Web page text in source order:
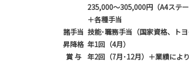
235,000～305,000円（A4ステー
＋各種手当
諸手当 技能･職務手当（国家資格、ト
昇降格 年1回（4月）
賞 与
年2回（7月･12月）＋業績によ